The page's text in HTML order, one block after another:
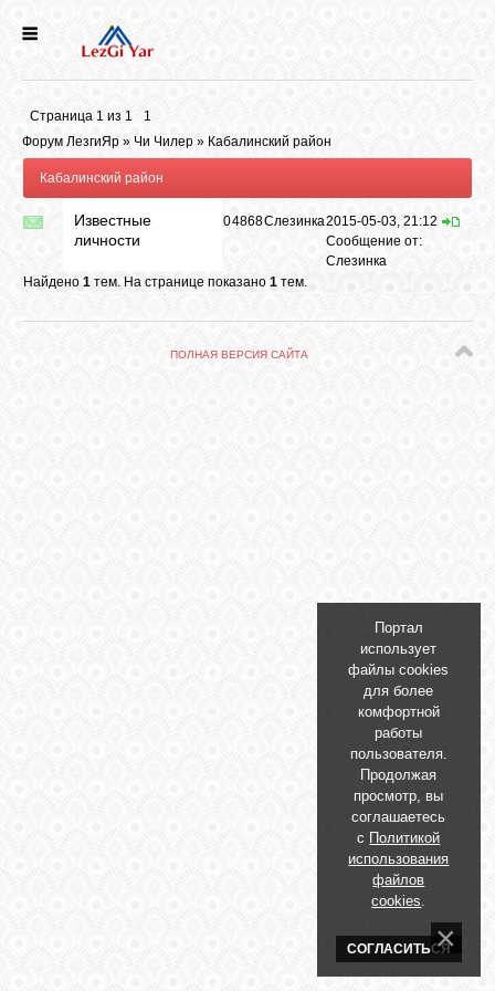
ИСТОРИЯ
Страница 1 из 1
1
Форум ЛезгиЯр » Чи Чилер » Кабалинский район
Кабалинский район
Известные
личности
04868Слезинка2015-05-03, 21:12
Сообщение от:
Слезинка
Найдено 1 тем. На странице показано 1 тем.
ПОЛНАЯ ВЕРСИЯ САЙТА
Портал
использует
файлы cookies
для более
комфортной
работы
пользователя.
Продолжая
просмотр, вы
соглашаетесь
с Политикой
использования
файлов
cookies
СОГЛАСИТЬСЯ